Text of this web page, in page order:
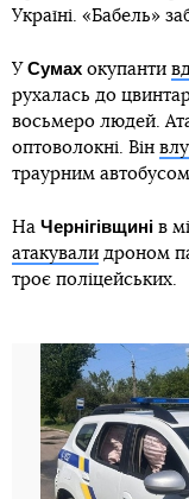
Україні. «Бабель»
У Сумах окупанти
рухалась до
восьмеро людей.
оптоволокні. Він
траурним
На Чернігівщині в
атакували дроном
троє поліцейських.